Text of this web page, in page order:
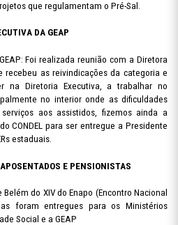
que regulamentam o Pré-Sal.
DA GEAP
Foi realizada reunião com a Diretora
recebeu as reivindicações da categoria e
na Diretoria Executiva, a trabalhar no
no interior onde as dificuldades
aos assistidos, fizemos ainda a
CONDEL para ser entregue a Presidente
estaduais.
E PENSIONISTAS
do XIV do Enapo (Encontro Nacional
foram entregues para os Ministérios
Social e a GEAP